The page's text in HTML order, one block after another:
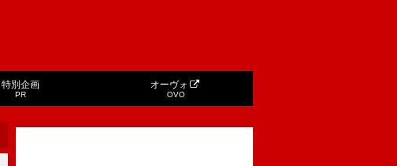
特別企画
PR
オーヴォ
OVO